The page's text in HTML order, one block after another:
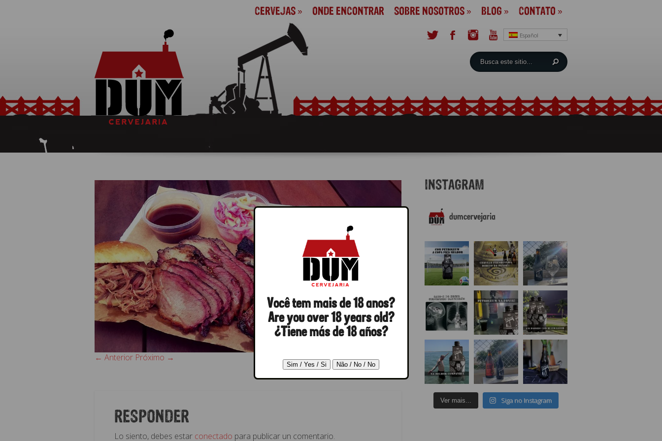
Español
CERVEJAS » ONDE ENCONTRAR SOBRE NOSOTROS » BLOG » CONTATO »
← Anterior Próximo →
RESPONDER
Lo siento, debes estar conectado para publicar un comentario.
INSTAGRAM
dumcervejaria
Ver mais... Siga no Instagram
Você tem mais de 18 anos?
Are you over 18 years old?
¿Tiene más de 18 años?